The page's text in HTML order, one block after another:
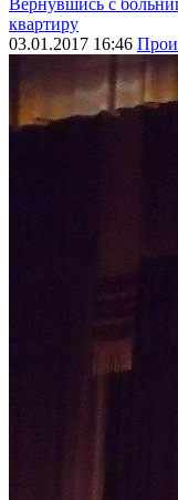
Вернувшись с
квартиру
03.01.2017 16:46